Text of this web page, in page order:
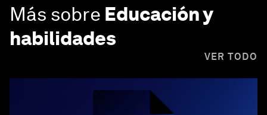
Más sobre Educación y
habilidades
VER TODO